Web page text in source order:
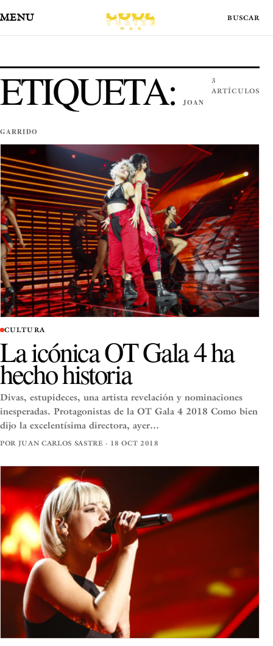
MENÚ
ETIQUETA:JOAN
GARRIDO
3
ARTÍCULOS
CULTURA
La icónica OT Gala 4 ha
hecho historia
Divas, estupideces, una artista revelación y nominaciones
inesperadas. Protagonistas de la OT Gala 4 2018 Como bien
dijo la excelentísima directora, ayer…
POR JUAN CARLOS SASTRE · 18 OCT 2018